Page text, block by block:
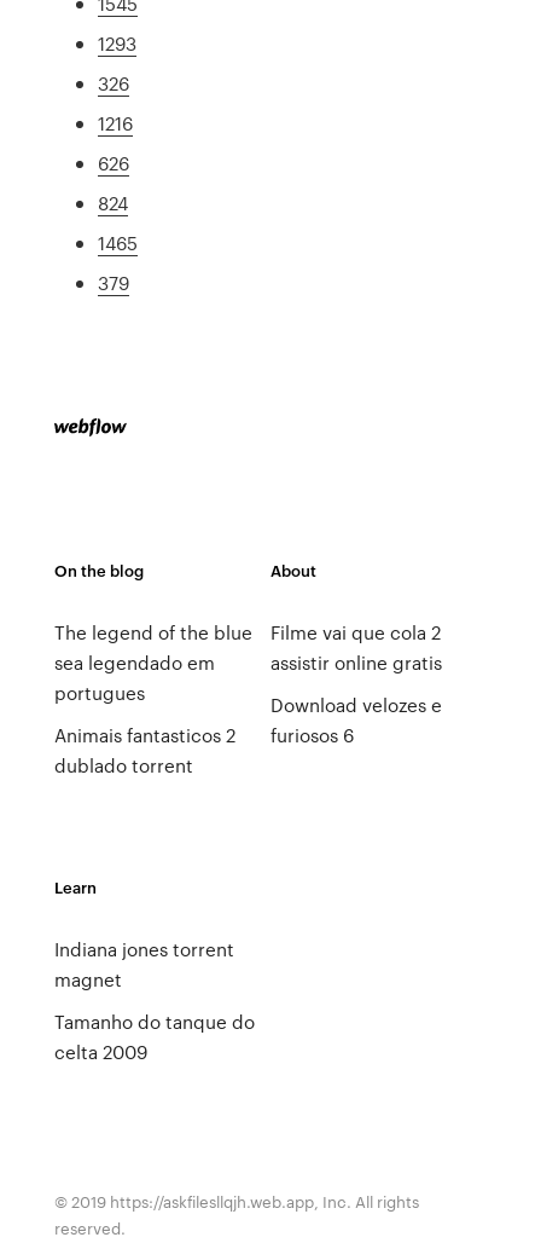
1293
326
1216
626
824
1465
379
On the blog
The legend of the blue
sea legendado em
portugues
Animais fantasticos 2
dublado torrent
About
Filme vai que cola 2
assistir online gratis
Download velozes e
furiosos 6
Learn
Indiana jones torrent
magnet
Tamanho do tanque do
celta 2009
© 2019 https://askfilesllqjh.web.app, Inc. All rights
reserved.